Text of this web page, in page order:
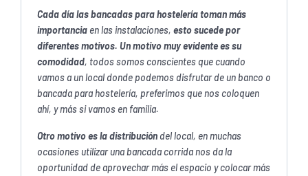
Cada día las bancadas para hostelería toman más
importancia en las instalaciones, esto sucede por
diferentes motivos. Un motivo muy evidente es su
comodidad, todos somos conscientes que cuando
vamos a un local donde podemos disfrutar de un banco o
bancada para hostelería, preferimos que nos coloquen
ahí, y más si vamos en familia.
Otro motivo es la distribución del local, en muchas
ocasiones utilizar una bancada corrida nos da la
oportunidad de aprovechar más el espacio y colocar más